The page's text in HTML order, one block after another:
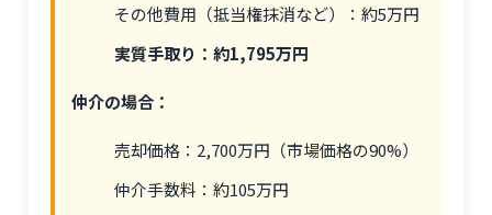
その他費用（抵当権抹消など）：約5万円
実質手取り：約1,795万円
仲介の場合：
売却価格：2,700万円（市場価格の90%）
仲介手数料：約105万円